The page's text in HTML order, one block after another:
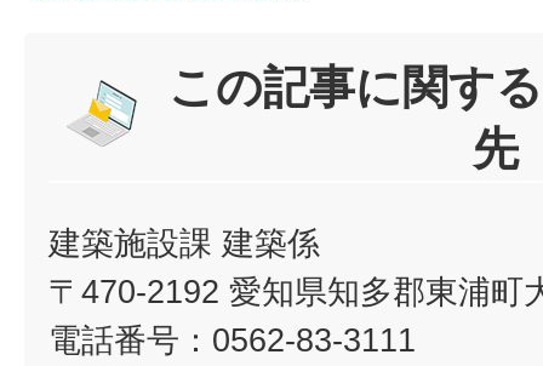
この記事に関す
先
建築施設課 建築係
〒470-2192 愛知県知多郡東浦町
電話番号：0562-83-3111